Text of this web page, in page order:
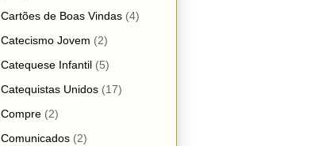
Cartões de Boas Vindas (4)
Catecismo Jovem (2)
Catequese Infantil (5)
Catequistas Unidos (17)
Compre (2)
Comunicados (2)